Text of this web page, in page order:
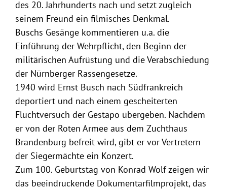
des 20. Jahrhunderts nach und setzt zugleich
seinem Freund ein filmisches Denkmal.
Buschs Gesänge kommentieren u.a. die
Einführung der Wehrpflicht, den Beginn der
militärischen Aufrüstung und die Verabschiedung
der Nürnberger Rassengesetze.
1940 wird Ernst Busch nach Südfrankreich
deportiert und nach einem gescheiterten
Fluchtversuch der Gestapo übergeben. Nachdem
er von der Roten Armee aus dem Zuchthaus
Brandenburg befreit wird, gibt er vor Vertretern
der Siegermächte ein Konzert.
Zum 100. Geburtstag von Konrad Wolf zeigen wir
das beeindruckende Dokumentarfilmprojekt, das